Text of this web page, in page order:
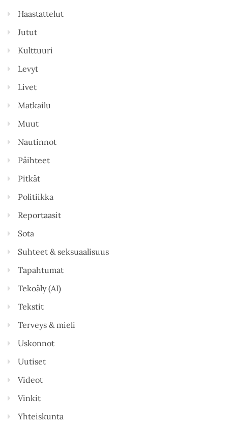
Haastattelut
Jutut
Kulttuuri
Levyt
Livet
Matkailu
Muut
Nautinnot
Päihteet
Pitkät
Politiikka
Reportaasit
Sota
Suhteet & seksuaalisuus
Tapahtumat
Tekoäly (AI)
Tekstit
Terveys & mieli
Uskonnot
Uutiset
Videot
Vinkit
Yhteiskunta